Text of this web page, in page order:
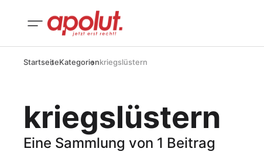
StartseiteKategorienkriegslüstern
kriegslüstern
Eine Sammlung von 1 Beitrag